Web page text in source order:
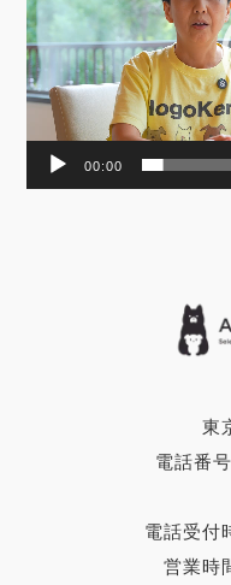
東
電話番
電話受付
営業時
ヤ
ー
00:00